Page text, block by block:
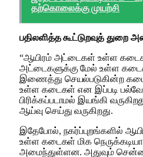
தற்கொலைக்கு முயற்சி
பதிலளித்த கூட்டுறவுத் துறை
“ஆயிரம் அட்டைகள் உள்ள
அட்டைகளுக்கு மேல் உள்ள
இணைத்து செயல்படுகின்ற
உள்ள கடைகள் என இப்படி
பிரிக்கப்படாமல் இயங்கி
ஆய்வு செய்து வருகிறது.
இதேபோல், நகர்ப்புறங்களில்
உள்ள கடைகள் மிக
அமைந்துள்ளன. அதுவும்